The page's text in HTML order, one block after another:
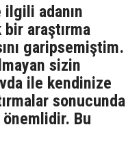
ilgili adanın
araştırma
garipsemiştim.
sizin
ile kendinize
sonucunda
önemlidir. Bu